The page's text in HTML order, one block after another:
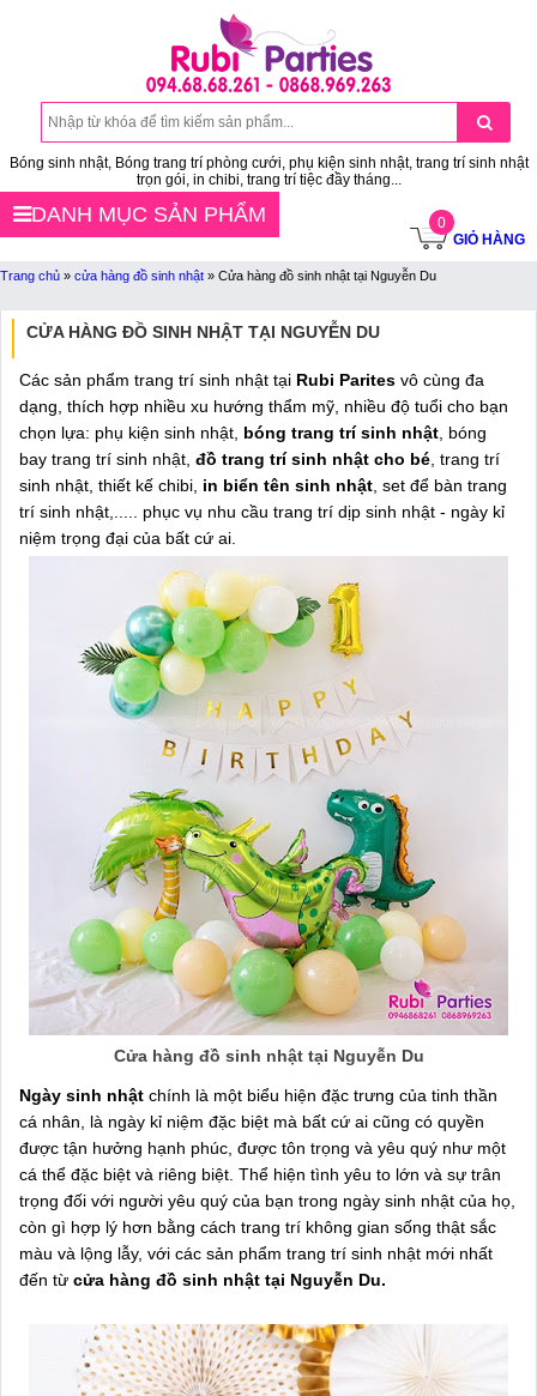
Bóng sinh nhật, Bóng trang trí phòng cưới, phụ kiện sinh nhật, trang trí sinh nhật
trọn gói, in chibi, trang trí tiệc đầy tháng...
0
GIỎ HÀNG
DANH MỤC SẢN PHẨM
Trang chủ » cửa hàng đồ sinh nhật » Cửa hàng đồ sinh nhật tại Nguyễn Du
CỬA HÀNG ĐỒ SINH NHẬT TẠI NGUYỄN DU
Các sản phẩm trang trí sinh nhật tại Rubi Parites vô cùng đa
dạng, thích hợp nhiều xu hướng thẩm mỹ, nhiều độ tuổi cho bạn
chọn lựa: phụ kiện sinh nhật, bóng trang trí sinh nhật , bóng
bay trang trí sinh nhật, đồ trang trí sinh nhật cho bé , trang trí
sinh nhật, thiết kế chibi, in biển tên sinh nhật , set để bàn trang
trí sinh nhật,..... phục vụ nhu cầu trang trí dịp sinh nhật - ngày kỉ
niệm trọng đại của bất cứ ai.
Cửa hàng đồ sinh nhật tại Nguyễn Du
Ngày sinh nhật chính là một biểu hiện đặc trưng của tinh thần
cá nhân, là ngày kỉ niệm đặc biệt mà bất cứ ai cũng có quyền
được tận hưởng hạnh phúc, được tôn trọng và yêu quý như một
cá thể đặc biệt và riêng biệt. Thể hiện tình yêu to lớn và sự trân
trọng đối với người yêu quý của bạn trong ngày sinh nhật của họ,
còn gì hợp lý hơn bằng cách trang trí không gian sống thật sắc
màu và lộng lẫy, với các sản phẩm trang trí sinh nhật mới nhất
đến từ cửa hàng đồ sinh nhật tại Nguyễn Du.